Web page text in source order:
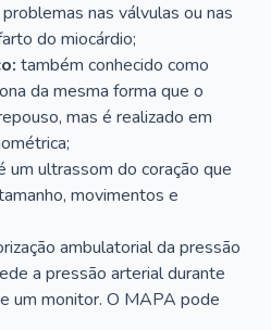
nas válvulas ou nas
do miocárdio;
também conhecido como
da mesma forma que o
mas é realizado em
um ultrassom do coração que
movimentos e
ambulatorial da pressão
a pressão arterial durante
um monitor. O MAPA pode